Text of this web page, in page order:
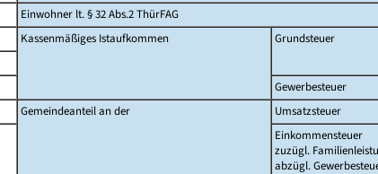
Einwohner lt. § 32 Abs.2 ThürFAG
Kassenmäßiges Istaufkommen
Grundsteuer
Gewerbesteuer
Gemeindeanteil an der
Umsatzsteuer
Einkommensteuer
zuzügl.
abzügl.